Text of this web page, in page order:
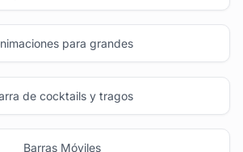
para grandes
de cocktails y tragos
Barras Móviles